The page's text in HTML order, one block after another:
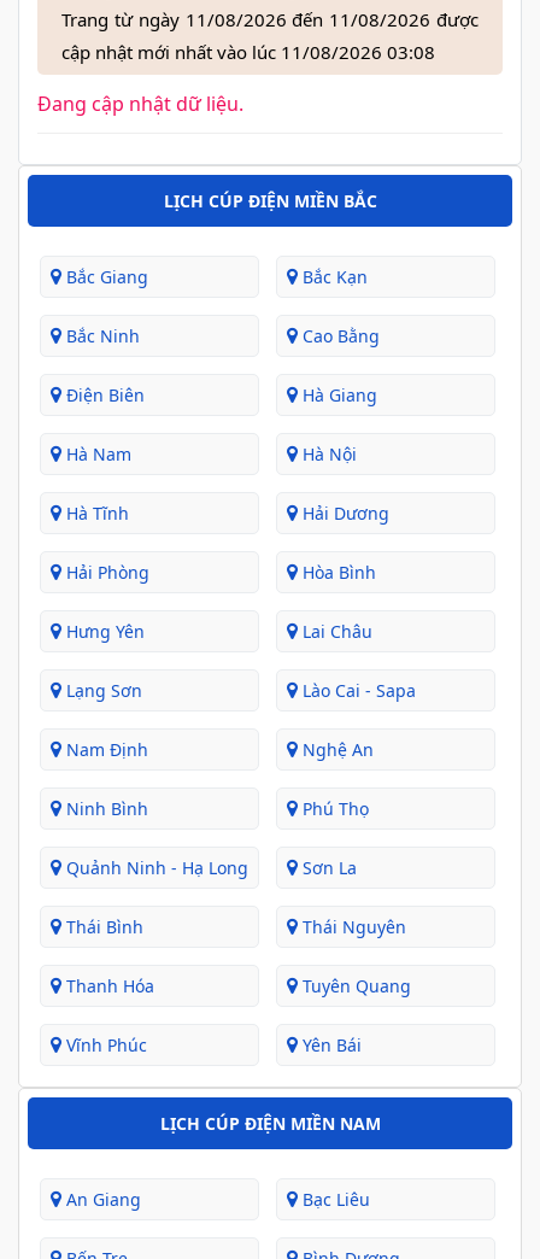
Trang từ ngày 11/08/2026 đến 11/08/2026 được
cập nhật mới nhất vào lúc 11/08/2026 03:08
Đang cập nhật dữ liệu.
LỊCH CÚP ĐIỆN MIỀN BẮC
Bắc Giang Bắc Kạn
Bắc Ninh Cao Bằng
Điện Biên Hà Giang
Hà Nam Hà Nội
Hà Tĩnh Hải Dương
Hải Phòng Hòa Bình
Hưng Yên Lai Châu
Lạng Sơn Lào Cai - Sapa
Nam Định Nghệ An
Ninh Bình Phú Thọ
Quảnh Ninh - Hạ Long Sơn La
Thái Bình Thái Nguyên
Thanh Hóa Tuyên Quang
Vĩnh Phúc Yên Bái
LỊCH CÚP ĐIỆN MIỀN NAM
An Giang Bạc Liêu